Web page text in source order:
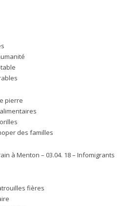
pierre
des familles
à Menton – 03.04. 18 – Infomigrants
fières